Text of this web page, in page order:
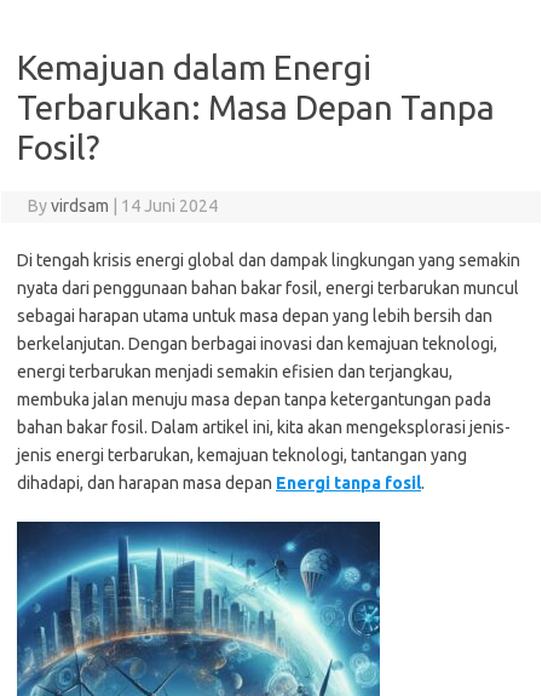
Kemajuan dalam Energi
Terbarukan: Masa Depan Tanpa
Fosil?
Byvirdsam 14 Juni 2024
Di tengah krisis energi global dan dampak lingkungan yang semakin
nyata dari penggunaan bahan bakar fosil, energi terbarukan muncul
sebagai harapan utama untuk masa depan yang lebih bersih dan
berkelanjutan. Dengan berbagai inovasi dan kemajuan teknologi,
energi terbarukan menjadi semakin efisien dan terjangkau,
membuka jalan menuju masa depan tanpa ketergantungan pada
bahan bakar fosil. Dalam artikel ini, kita akan mengeksplorasi jenis-
jenis energi terbarukan, kemajuan teknologi, tantangan yang
dihadapi, dan harapan masa depan Energi tanpa fosil.